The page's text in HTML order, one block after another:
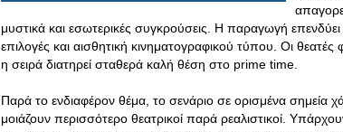
μυστικά και εσωτερικές συγκρούσεις. Η παραγωγή
επιλογές και αισθητική κινηματογραφικού τύπου. Οι θεατές
η σειρά διατηρεί σταθερά καλή θέση στο prime time.
Παρά το ενδιαφέρον θέμα, το σενάριο σε ορισμένα σημεία
μοιάζουν περισσότερο θεατρικοί παρά ρεαλιστικοί.